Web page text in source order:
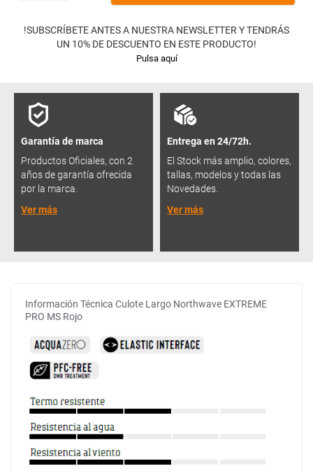
!SUBSCRÍBETE ANTES A NUESTRA NEWSLETTER Y TENDRÁS
UN 10% DE DESCUENTO EN ESTE PRODUCTO!
Pulsa aquí
Garantía de marca
Productos Oficiales, con 2
años de garantía ofrecida
por la marca.
Ver más
Entrega en 24/72h.
El Stock más amplio, colores,
tallas, modelos y todas las
Novedades.
Ver más
Información Técnica Culote Largo Northwave EXTREME
PRO MS Rojo